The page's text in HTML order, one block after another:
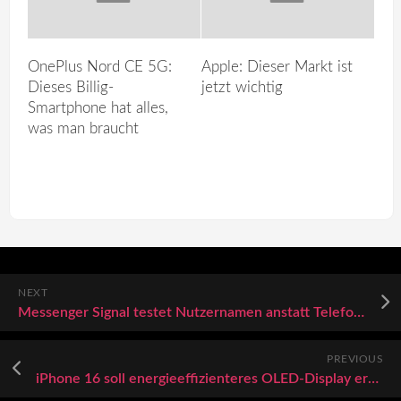
OnePlus Nord CE 5G:
Dieses Billig-
Smartphone hat alles,
was man braucht
Apple: Dieser Markt ist
jetzt wichtig
NEXT
Messenger Signal testet Nutzernamen anstatt Telefonnummern
PREVIOUS
iPhone 16 soll energieeffizienteres OLED-Display erhalten